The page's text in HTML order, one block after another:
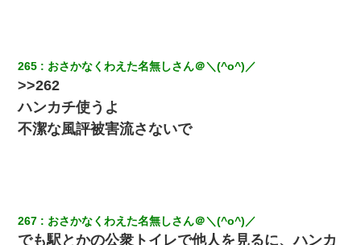
265 おさかなくわえた名無しさん＠＼(^o^)／
>>262
ハンカチ使うよ
不潔な風評被害流さないで
267 おさかなくわえた名無しさん＠＼(^o^)／
でも駅とかの公衆トイレで他人を見るに、ハンカ